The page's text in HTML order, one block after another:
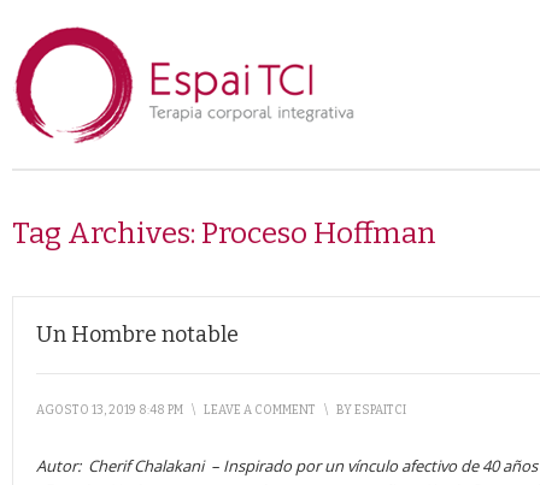
Tag Archives: Proceso Hoffman
Un Hombre notable
AGOSTO 13, 2019 8:48 PM \ LEAVE A COMMENT \ BYESPAITCI
Autor: Cherif Chalakani – Inspirado por un vínculo afectivo de 40